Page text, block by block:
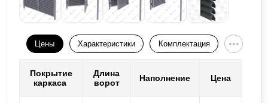
Цены Характеристики Комплектация
Покрытие
каркаса
Длина
ворот
Наполнение Цена